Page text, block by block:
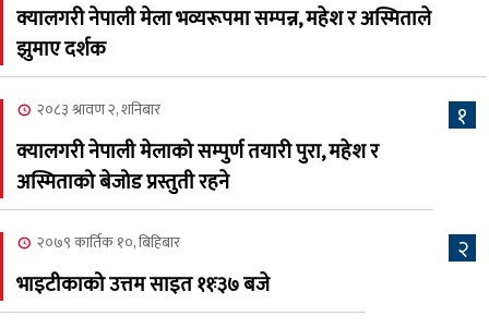
नेप्लिज सोसाइटि अफ
२०८३ श्रावण ६, बुधबार
कामना खबर पत्रिका
७ क्यालगरी नेपाली मेला
क्यालगरी नेपाली मेला भव्यरूपमा सम्पन्न, महेश र अस्मिताले
झुमाए दर्शक
१
२०८३ श्रावण २, शनिबार
क्यालगरी नेपाली मेलाको सम्पुर्ण तयारी पुरा, महेश र
अस्मिताको बेजोड प्रस्तुती रहने
२
२०७९ कार्तिक १०, बिहिबार
भाइटीकाको उत्तम साइत ११ः३७ बजे